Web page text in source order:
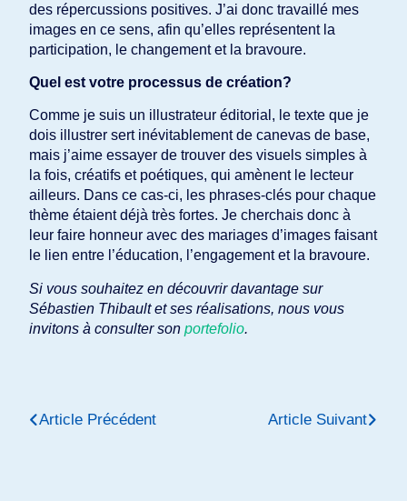
des répercussions positives. J’ai donc travaillé mes
images en ce sens, afin qu’elles représentent la
participation, le changement et la bravoure.
Quel est votre processus de création?
Comme je suis un illustrateur éditorial, le texte que je
dois illustrer sert inévitablement de canevas de base,
mais j’aime essayer de trouver des visuels simples à
la fois, créatifs et poétiques, qui amènent le lecteur
ailleurs. Dans ce cas-ci, les phrases-clés pour chaque
thème étaient déjà très fortes. Je cherchais donc à
leur faire honneur avec des mariages d’images faisant
le lien entre l’éducation, l’engagement et la bravoure.
Si vous souhaitez en découvrir davantage sur
Sébastien Thibault et ses réalisations, nous vous
invitons à consulter son portefolio.
Article Précédent Article Suivant